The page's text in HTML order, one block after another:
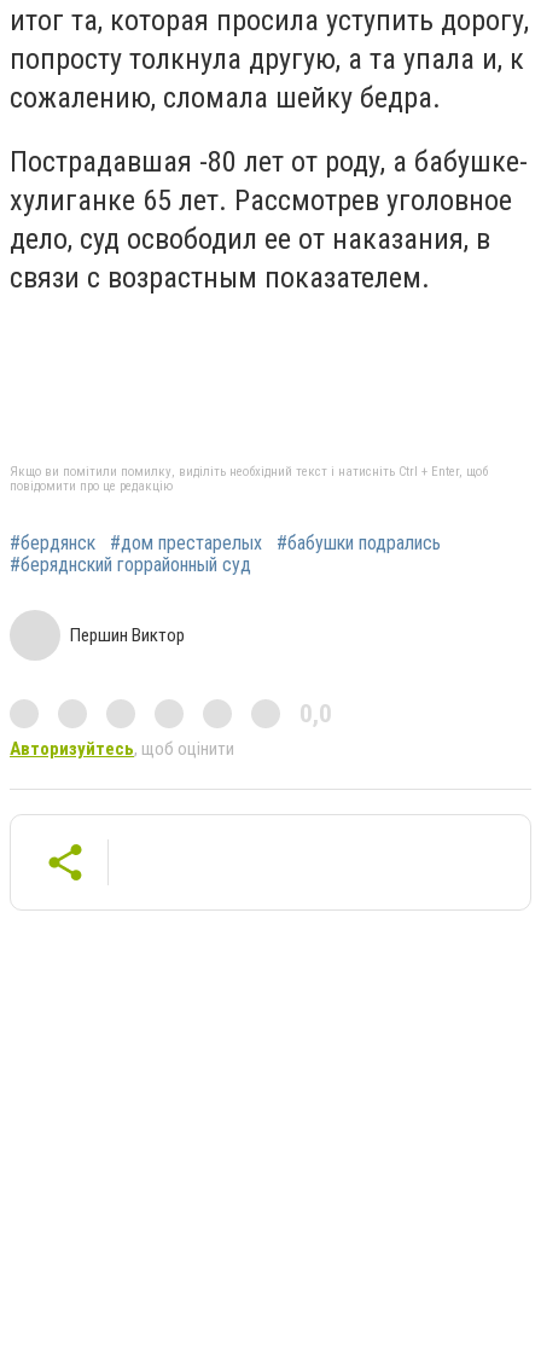
итог та, которая просила уступить дорогу,
попросту толкнула другую, а та упала и, к
сожалению, сломала шейку бедра.
Пострадавшая -80 лет от роду, а бабушке-
хулиганке 65 лет. Рассмотрев уголовное
дело, суд освободил ее от наказания, в
связи с возрастным показателем.
Якщо ви помітили помилку, виділіть необхідний текст і натисніть Ctrl + Enter, щоб
повідомити про це редакцію
#бердянск #дом престарелых
#бабушки подрались
#беряднский горрайонный суд
Першин Виктор
0,0
Авторизуйтесь, щоб оцінити